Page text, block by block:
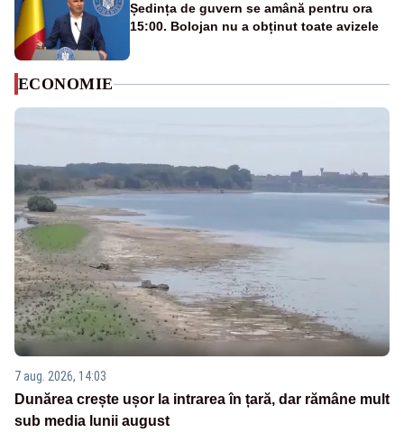
Ședința de guvern se amână pentru ora
15:00. Bolojan nu a obținut toate avizele
ECONOMIE
7 aug. 2026, 14:03
Dunărea crește ușor la intrarea în țară, dar rămâne mult
sub media lunii august